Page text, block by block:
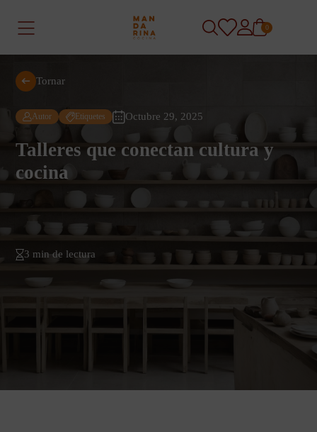
0
Tornar
Autor Etiquetes Octubre 29, 2025
Talleres que conectan cultura y
cocina
3 min de lectura